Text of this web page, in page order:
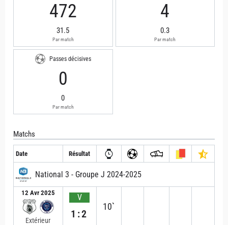
472
31.5
Par match
4
0.3
Par match
Passes décisives
0
0
Par match
Matchs
Date Résultat
National 3 - Groupe J 2024-2025
12 Avr 2025
Extérieur
V
1:2
10`